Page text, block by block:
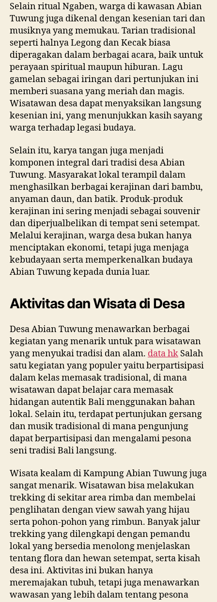
Selain ritual Ngaben, warga di kawasan Abian
Tuwung juga dikenal dengan kesenian tari dan
musiknya yang memukau. Tarian tradisional
seperti halnya Legong dan Kecak biasa
diperagakan dalam berbagai acara, baik untuk
perayaan spiritual maupun hiburan. Lagu
gamelan sebagai iringan dari pertunjukan ini
memberi suasana yang meriah dan magis.
Wisatawan desa dapat menyaksikan langsung
kesenian ini, yang menunjukkan kasih sayang
warga terhadap legasi budaya.
Selain itu, karya tangan juga menjadi
komponen integral dari tradisi desa Abian
Tuwung. Masyarakat lokal terampil dalam
menghasilkan berbagai kerajinan dari bambu,
anyaman daun, dan batik. Produk-produk
kerajinan ini sering menjadi sebagai souvenir
dan diperjualbelikan di tempat seni setempat.
Melalui kerajinan, warga desa bukan hanya
menciptakan ekonomi, tetapi juga menjaga
kebudayaan serta memperkenalkan budaya
Abian Tuwung kepada dunia luar.
Aktivitas dan Wisata di Desa
Desa Abian Tuwung menawarkan berbagai
kegiatan yang menarik untuk para wisatawan
yang menyukai tradisi dan alam. data hk Salah
satu kegiatan yang populer yaitu berpartisipasi
dalam kelas memasak tradisional, di mana
wisatawan dapat belajar cara memasak
hidangan autentik Bali menggunakan bahan
lokal. Selain itu, terdapat pertunjukan gersang
dan musik tradisional di mana pengunjung
dapat berpartisipasi dan mengalami pesona
seni tradisi Bali langsung.
Wisata kealam di Kampung Abian Tuwung juga
sangat menarik. Wisatawan bisa melakukan
trekking di sekitar area rimba dan membelai
penglihatan dengan view sawah yang hijau
serta pohon-pohon yang rimbun. Banyak jalur
trekking yang dilengkapi dengan pemandu
lokal yang bersedia menolong menjelaskan
tentang flora dan hewan setempat, serta kisah
desa ini. Aktivitas ini bukan hanya
meremajakan tubuh, tetapi juga menawarkan
wawasan yang lebih dalam tentang pesona